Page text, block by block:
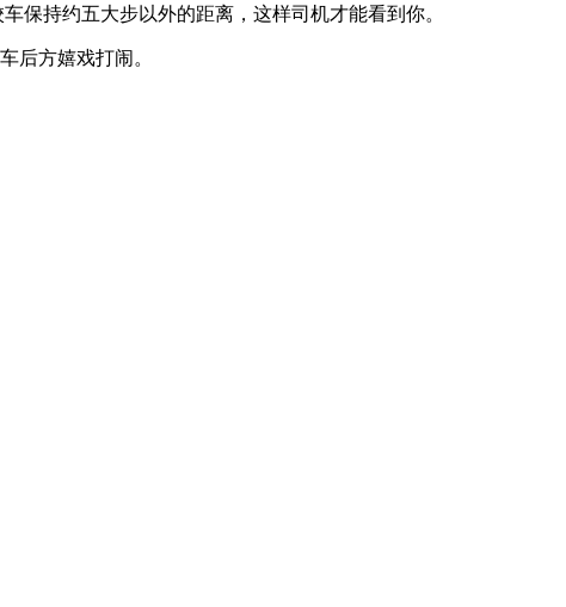
持约五大步以外的距离，这样司机才能看到你。
后方嬉戏打闹。